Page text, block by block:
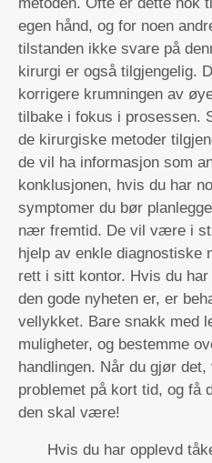
egen hånd, og for noen
tilstanden ikke svare på
kirurgi er også tilgjengelig.
korrigere krumningen av
tilbake i fokus i prosessen.
de kirurgiske metoder
de vil ha informasjon som
konklusjonen, hvis du har
symptomer du bør
nær fremtid. De vil være i
hjelp av enkle diagnostiske
rett i sitt kontor. Hvis du
den gode nyheten er, er
vellykket. Bare snakk med
muligheter, og bestemme
handlingen. Når du gjør
problemet på kort tid, og få
den skal være!
Hvis du har opplevd